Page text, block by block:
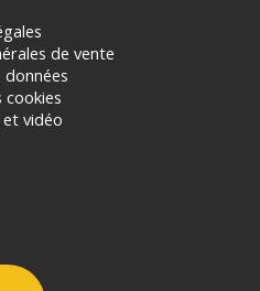
de vente
cookies
vidéo